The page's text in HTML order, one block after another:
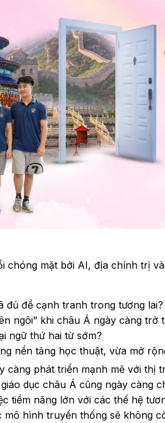
chóng mặt bởi AI, địa chính trị
đủ để cạnh tranh trong tương lai?
ngôi” khi châu Á ngày càng trở
ngữ thứ hai từ sớm?
nền tảng học thuật, vừa mở
càng phát triển mạnh mẽ với thị
dục châu Á cũng ngày càng
tiềm năng lớn với các thế hệ
hình truyền thống sẽ không